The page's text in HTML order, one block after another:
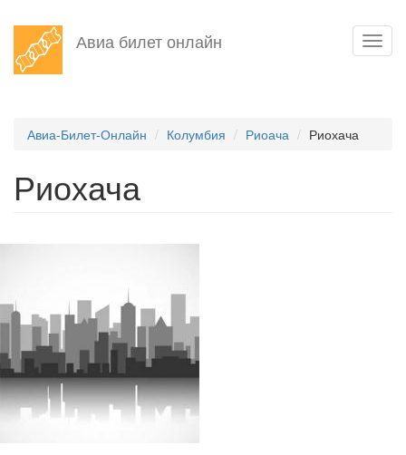
Перейти
основному
Авиа билет онлайн
Авиа-Билет-Онлайн Колумбия Риоача Риохача
Риохача